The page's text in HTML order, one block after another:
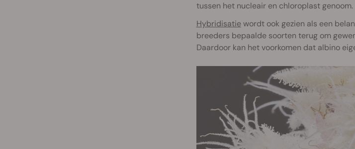
tussen het nucleair en chloroplast genoom.
Hybridisatiewordt ook gezien als een
breeders bepaalde soorten terug om
Daardoor kan het voorkomen dat albino